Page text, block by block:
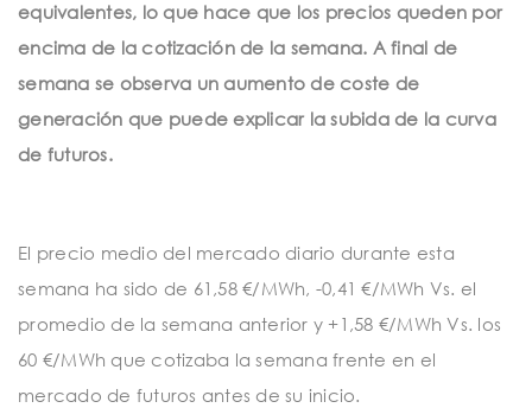
equivalentes, lo que hace que los precios queden por
encima de la cotización de la semana. A final de
semana se observa un aumento de coste de
generación que puede explicar la subida de la curva
de futuros.
El precio medio del mercado diario durante esta
semana ha sido de 61,58 €/MWh, -0,41 €/MWh Vs. el
promedio de la semana anterior y +1,58 €/MWh Vs. los
60 €/MWh que cotizaba la semana frente en el
mercado de futuros antes de su inicio.